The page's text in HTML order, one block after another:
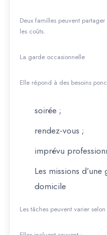
Deux familles peuvent
les coûts.
La garde occasionnelle
Elle répond à des besoins
soirée ;
rendez-vous ;
imprévu
Les missions d’une
domicile
Les tâches peuvent varier